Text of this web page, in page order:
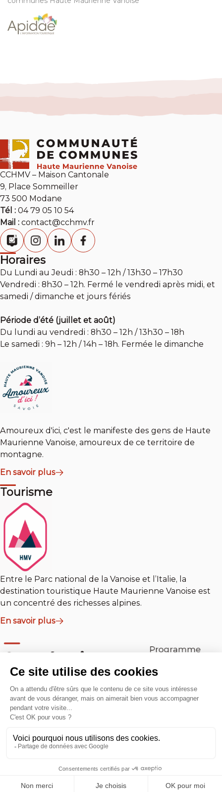
CCHMV – Maison Cantonale
9, Place Sommeiller
73 500 Modane
Tél : 04 79 05 10 54
Mail : contact@cchmv.fr
Horaires
Du Lundi au Jeudi : 8h30 – 12h / 13h30 – 17h30
Vendredi : 8h30 – 12h. Fermé le vendredi après midi, et
samedi / dimanche et jours fériés
Période d’été (juillet et août)
Du lundi au vendredi : 8h30 – 12h / 13h30 – 18h
Le samedi : 9h – 12h / 14h – 18h. Fermée le dimanche
Amoureux d'ici, c'est le manifeste des gens de Haute
Maurienne Vanoise, amoureux de ce territoire de
montagne.
En savoir plus
Tourisme
Entre le Parc national de la Vanoise et l’Italie, la
destination touristique Haute Maurienne Vanoise est
un concentré des richesses alpines.
En savoir plus
En savoir plus
Ils agissent avec nous
CommunicationCréditsMentions légales
Politique de confidentialité des données